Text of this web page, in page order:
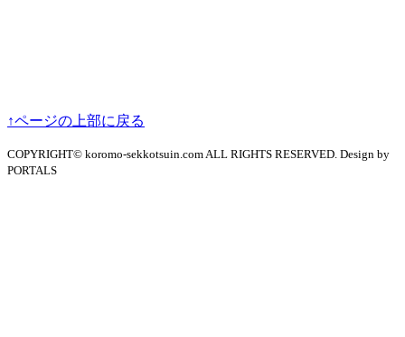
↑ページの上部に戻る
COPYRIGHT© koromo-sekkotsuin.com ALL RIGHTS RESERVED. Design by
PORTALS